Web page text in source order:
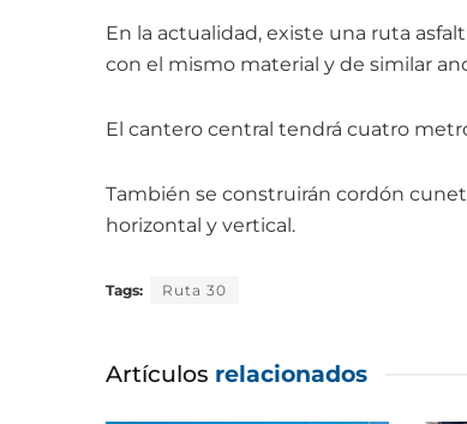
En la actualidad, existe una ruta
con el mismo material y de similar
El cantero central tendrá cuatro
También se construirán cordón
horizontal y vertical.
Tags: Ruta 30
Artículos relacionados